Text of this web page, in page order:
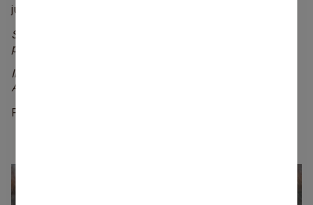
jubileja.
Sacensības norisinājās ar Siguldas novada
pašvaldības atbalstu.
Informāciju sagatavoja:
Ainārs Veģeris
Foto: Marta Garā